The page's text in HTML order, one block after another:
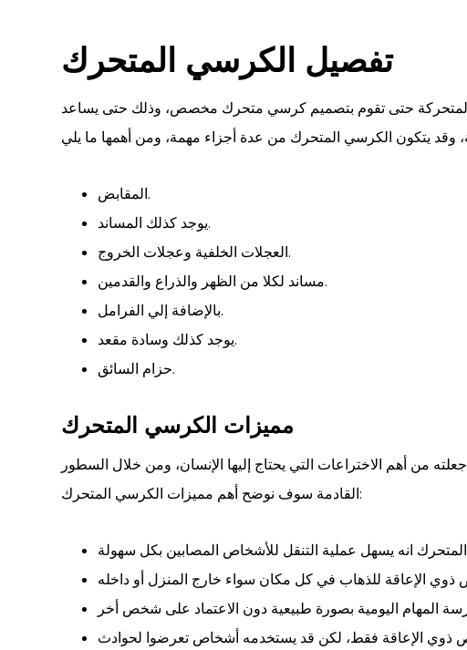
تفصيل الكرسي المتحرك
حتى تقوم بتصميم كرسي متحرك مخصص، وذلك حتى يساعد
المقابض.
يوجد كذلك المساند.
العجلات الخلفية وعجلات الخروج.
مساند لكلا من الظهر والذراع والقدمين.
بالإضافة إلي الفرامل.
يوجد كذلك وسادة مقعد.
حزام السائق.
مميزات الكرسي المتحرك
من أهم الاختراعات التي يحتاج إليها الإنسان، ومن خلال السطور
القادمة سوف نوضح أهم مميزات الكرسي المتحرك:
ذوي الإعاقة فقط، لكن قد يستخدمه أشخاص تعرضوا لحوادث